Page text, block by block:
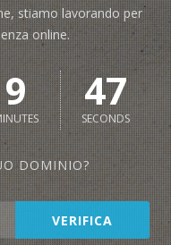
stiamo lavorando per
online.
9 46
SECONDS
DOMINIO?